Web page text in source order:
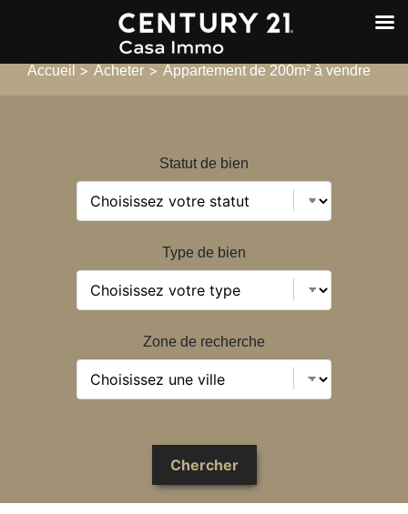
Accueil > Acheter > Appartement de 200m² à vendre
Statut de bien
Type de bien
Zone de recherche